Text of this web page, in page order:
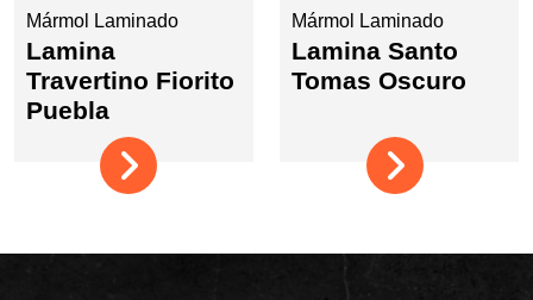
Mármol Laminado
Lamina
Travertino Fiorito
Puebla
Mármol Laminado
Lamina Santo
Tomas Oscuro